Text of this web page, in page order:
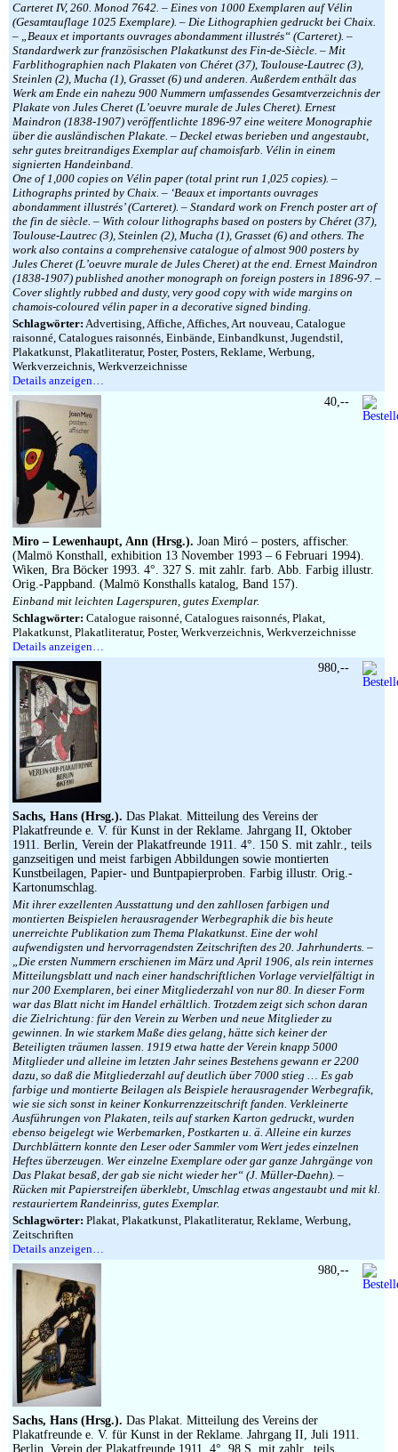
Carteret IV, 260. Monod 7642. – Eines von 1000 Exemplaren auf Vélin
(Gesamtauflage 1025 Exemplare). – Die Lithographien gedruckt bei Chaix.
– „Beaux et importants ouvrages abondamment illustrés“ (Carteret). –
Standardwerk zur französischen Plakatkunst des Fin-de-Siècle. – Mit
Farblithographien nach Plakaten von Chéret (37), Toulouse-Lautrec (3),
Steinlen (2), Mucha (1), Grasset (6) und anderen. Außerdem enthält das
Werk am Ende ein nahezu 900 Nummern umfassendes Gesamtverzeichnis der
Plakate von Jules Cheret (L’oeuvre murale de Jules Cheret). Ernest
Maindron (1838-1907) veröffentlichte 1896-97 eine weitere Monographie
über die ausländischen Plakate. – Deckel etwas berieben und angestaubt,
sehr gutes breitrandiges Exemplar auf chamoisfarb. Vélin in einem
signierten Handeinband.
One of 1,000 copies on Vélin paper (total print run 1,025 copies). –
Lithographs printed by Chaix. – ‘Beaux et importants ouvrages
abondamment illustrés’ (Carteret). – Standard work on French poster art of
the fin de siècle. – With colour lithographs based on posters by Chéret (37),
Toulouse-Lautrec (3), Steinlen (2), Mucha (1), Grasset (6) and others. The
work also contains a comprehensive catalogue of almost 900 posters by
Jules Cheret (L’oeuvre murale de Jules Cheret) at the end. Ernest Maindron
(1838-1907) published another monograph on foreign posters in 1896-97. –
Cover slightly rubbed and dusty, very good copy with wide margins on
chamois-coloured vélin paper in a decorative signed binding.
Schlagwörter: Advertising, Affiche, Affiches, Art nouveau, Catalogue
raisonné, Catalogues raisonnés, Einbände, Einbandkunst, Jugendstil,
Plakatkunst, Plakatliteratur, Poster, Posters, Reklame, Werbung,
Werkverzeichnis, Werkverzeichnisse
Details anzeigen…
Miro – Lewenhaupt, Ann (Hrsg.). Joan Miró – posters, affischer.
(Malmö Konsthall, exhibition 13 November 1993 – 6 Februari 1994).
Wiken, Bra Böcker 1993. 4°. 327 S. mit zahlr. farb. Abb. Farbig illustr.
Orig.-Pappband. (Malmö Konsthalls katalog, Band 157).
Einband mit leichten Lagerspuren, gutes Exemplar.
Schlagwörter: Catalogue raisonné, Catalogues raisonnés, Plakat,
Plakatkunst, Plakatliteratur, Poster, Werkverzeichnis, Werkverzeichnisse
Details anzeigen…
40,--
Sachs, Hans (Hrsg.). Das Plakat. Mitteilung des Vereins der
Plakatfreunde e. V. für Kunst in der Reklame. Jahrgang II, Oktober
1911. Berlin, Verein der Plakatfreunde 1911. 4°. 150 S. mit zahlr., teils
ganzseitigen und meist farbigen Abbildungen sowie montierten
Kunstbeilagen, Papier- und Buntpapierproben. Farbig illustr. Orig.-
Kartonumschlag.
Mit ihrer exzellenten Ausstattung und den zahllosen farbigen und
montierten Beispielen herausragender Werbegraphik die bis heute
unerreichte Publikation zum Thema Plakatkunst. Eine der wohl
aufwendigsten und hervorragendsten Zeitschriften des 20. Jahrhunderts. –
„Die ersten Nummern erschienen im März und April 1906, als rein internes
Mitteilungsblatt und nach einer handschriftlichen Vorlage vervielfältigt in
nur 200 Exemplaren, bei einer Mitgliederzahl von nur 80. In dieser Form
war das Blatt nicht im Handel erhältlich. Trotzdem zeigt sich schon daran
die Zielrichtung: für den Verein zu Werben und neue Mitglieder zu
gewinnen. In wie starkem Maße dies gelang, hätte sich keiner der
Beteiligten träumen lassen. 1919 etwa hatte der Verein knapp 5000
Mitglieder und alleine im letzten Jahr seines Bestehens gewann er 2200
dazu, so daß die Mitgliederzahl auf deutlich über 7000 stieg … Es gab
farbige und montierte Beilagen als Beispiele herausragender Werbegrafik,
wie sie sich sonst in keiner Konkurrenzzeitschrift fanden. Verkleinerte
Ausführungen von Plakaten, teils auf starken Karton gedruckt, wurden
ebenso beigelegt wie Werbemarken, Postkarten u. ä. Alleine ein kurzes
Durchblättern konnte den Leser oder Sammler vom Wert jedes einzelnen
Heftes überzeugen. Wer einzelne Exemplare oder gar ganze Jahrgänge von
Das Plakat besaß, der gab sie nicht wieder her“ (J. Müller-Daehn). –
Rücken mit Papierstreifen überklebt, Umschlag etwas angestaubt und mit kl.
restauriertem Randeinriss, gutes Exemplar.
Schlagwörter: Plakat, Plakatkunst, Plakatliteratur, Reklame, Werbung,
Zeitschriften
Details anzeigen…
980,--
Sachs, Hans (Hrsg.). Das Plakat. Mitteilung des Vereins der
Plakatfreunde e. V. für Kunst in der Reklame. Jahrgang II, Juli 1911.
Berlin, Verein der Plakatfreunde 1911. 4°. 98 S. mit zahlr., teils
980,--